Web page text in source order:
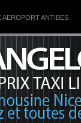
AEROPORT ANTIBES